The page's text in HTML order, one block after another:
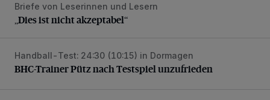
„Dies ist nicht akzeptabel“
Briefe von Leserinnen und Lesern
„Dies ist nicht akzeptabel“
BHC-Trainer Pütz nach Testspiel unzufrieden
Handball-Test: 24:30 (10:15) in Dormagen
BHC-Trainer Pütz nach Testspiel unzufrieden